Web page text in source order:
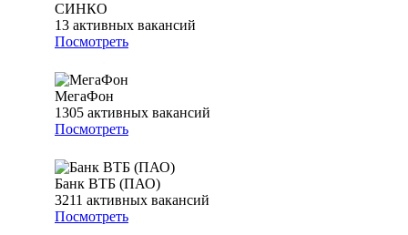
СИНКО
13 активных вакансий
Посмотреть
МегаФон
1305 активных вакансий
Посмотреть
Банк ВТБ (ПАО)
3211 активных вакансий
Посмотреть